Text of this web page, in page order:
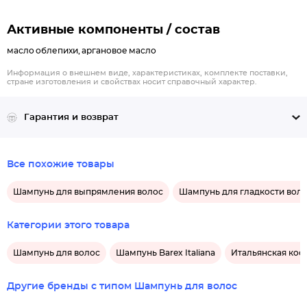
Активные компоненты / состав
масло облепихи, аргановое масло
Информация о внешнем виде, характеристиках, комплекте поставки,
стране изготовления и свойствах носит справочный характер.
Гарантия и возврат
Все похожие товары
Шампунь для выпрямления волос Шампунь для гладкости
Категории этого товара
Шампунь для волос Шампунь Barex Italiana Итальянская
Другие бренды с типом Шампунь для волос